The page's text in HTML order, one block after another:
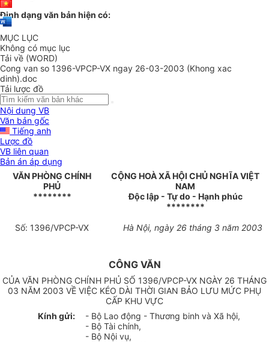
Định dạng văn bản hiện có:
MỤC LỤC
Không có mục lục
Tải về (WORD)
Cong van so 1396-VPCP-VX ngay 26-03-2003 (Khong xac
dinh).doc
Tải lược đồ
Nội dung VB
Văn bản gốc
Tiếng anh
Lược đồ
VB liên quan
Bản án áp dụng
VĂN PHÒNG CHÍNH
PHỦ
********
CỘNG HOÀ XÃ HỘI CHỦ NGHĨA VIỆT
NAM
Độc lập - Tự do - Hạnh phúc
********
Số: 1396/VPCP-VX Hà Nội, ngày 26 tháng 3 năm 2003
CÔNG VĂN
CỦA VĂN PHÒNG CHÍNH PHỦ SỐ 1396/VPCP-VX NGÀY 26 THÁNG
03 NĂM 2003 VỀ VIỆC KÉO DÀI THỜI GIAN BẢO LƯU MỨC PHỤ
CẤP KHU VỰC
Kính gửi:
- Bộ Lao động - Thương binh và Xã hội,
- Bộ Tài chính,
- Bộ Nội vụ,